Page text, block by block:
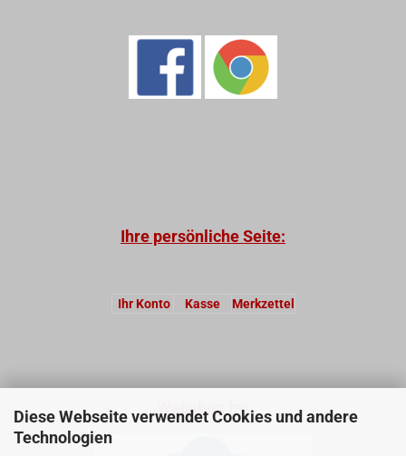
Diese Webseite verwendet Cookies und andere
Technologien
Ihre persönliche Seite:
Ihr Konto Kasse Merkzettel
Webshop by: